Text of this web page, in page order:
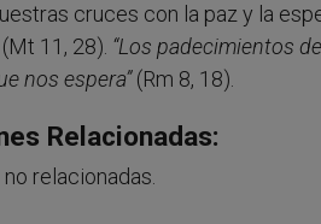
cruces con la paz y la
(Mt 11, 28). “Los padecimientos
nos espera”(Rm 8, 18).
Relacionadas:
relacionadas.